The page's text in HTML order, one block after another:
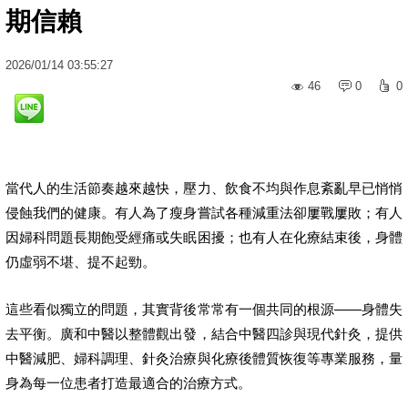
期信賴
2026/01/14 03:55:27
46
0 0
當代人的生活節奏越來越快，壓力、飲食不均與作息紊亂早已悄悄
侵蝕我們的健康。有人為了瘦身嘗試各種減重法卻屢戰屢敗；有人
因婦科問題長期飽受經痛或失眠困擾；也有人在化療結束後，身體
仍虛弱不堪、提不起勁。
這些看似獨立的問題，其實背後常常有一個共同的根源——身體失
去平衡。廣和中醫以整體觀出發，結合中醫四診與現代針灸，提供
中醫減肥、婦科調理、針灸治療與化療後體質恢復等專業服務，量
身為每一位患者打造最適合的治療方式。